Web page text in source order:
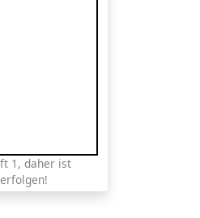
1, daher ist